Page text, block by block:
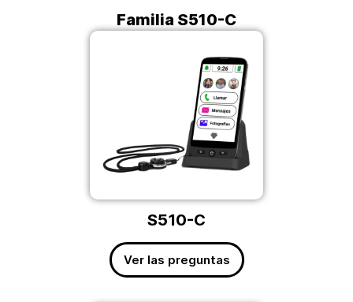
Familia S510-C
S510-C
Ver las preguntas